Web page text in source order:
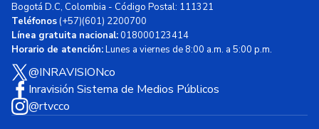
Bogotá D.C, Colombia - Código Postal: 111321
Teléfonos(+57)(601) 2200700
Línea gratuita nacional:018000123414
Horario de atención:Lunes a viernes de 8:00 a.m. a 5:00 p.m.
@INRAVISIONco
Inravisión Sistema de Medios Públicos
@rtvcco